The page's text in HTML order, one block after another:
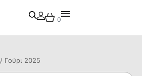
0
/ Γούρι 2025